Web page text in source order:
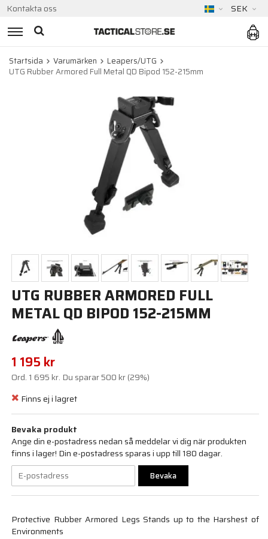
Kontakta oss SEK
Startsida Varumärken
Leapers/UTG
UTG Rubber Armored Full Metal QD Bipod 152-215mm
UTG RUBBER ARMORED FULL
METAL QD BIPOD 152-215MM
1 195 kr
Ord. 1 695 kr. Du sparar500 kr(29%)
Finns ej i lagret
Bevaka produkt
Ange din e-postadress nedan så meddelar vi dig när produkten
finns i lager! Din e-postadress sparas i upp till 180 dagar.
Bevaka
Protective Rubber Armored Legs Stands up to the Harshest of
Environments